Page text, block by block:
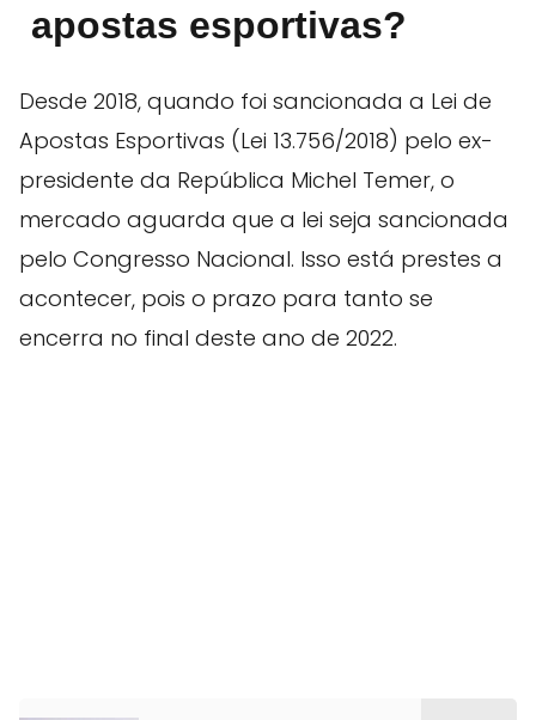
apostas esportivas?
Desde 2018, quando foi sancionada a Lei de
Apostas Esportivas (Lei 13.756/2018) pelo ex-
presidente da República Michel Temer, o
mercado aguarda que a lei seja sancionada
pelo Congresso Nacional. Isso está prestes a
acontecer, pois o prazo para tanto se
encerra no final deste ano de 2022.